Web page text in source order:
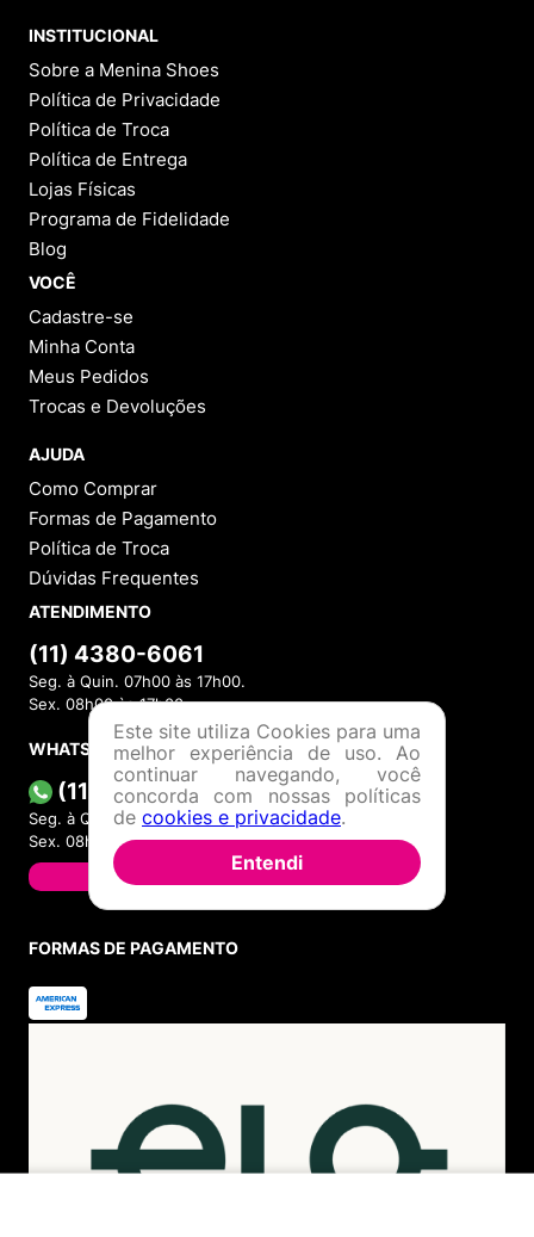
INSTITUCIONAL
Sobre a Menina Shoes
Política de Privacidade
Política de Troca
Política de Entrega
Lojas Físicas
Programa de Fidelidade
Blog
VOCÊ
Cadastre-se
Minha Conta
Meus Pedidos
Trocas e Devoluções
AJUDA
Como Comprar
Formas de Pagamento
Política de Troca
Dúvidas Frequentes
ATENDIMENTO
(11) 4380-6061
Seg. à Quin. 07h00 às 17h00.
Sex. 08h00 às 17h00.
WHATSAPP
(11) 4380-6061
Seg. à Quin. 07h00 às 17h00.
Sex. 08h00 às 17h00.
FALAR AGORA
FORMAS DE PAGAMENTO
Este site utiliza Cookies para uma
melhor experiência de uso. Ao
continuar navegando, você
concorda com nossas políticas
de cookies e privacidade.
Entendi